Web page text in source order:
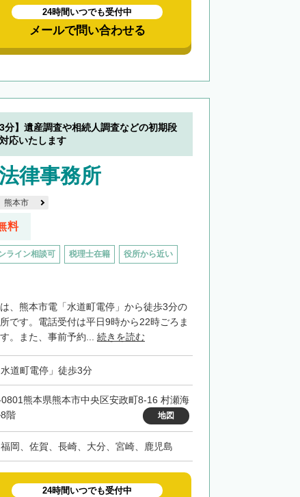
24時間いつでも受付中
メールで問い合わせる
分】遺産調査や相続人調査などの初期段
応いたします
律事務所
熊本市
料
ライン相談可 税理士在籍 役所から近い
、熊本市電「水道町電停」から徒歩3分の
です。電話受付は平日9時から22時ごろま
。また、事前予約... 続きを読む
道町電停」徒歩3分
熊本県熊本市中央区安政町8-16 村瀬海
階
地図
岡、佐賀、長崎、大分、宮崎、鹿児島
24時間いつでも受付中